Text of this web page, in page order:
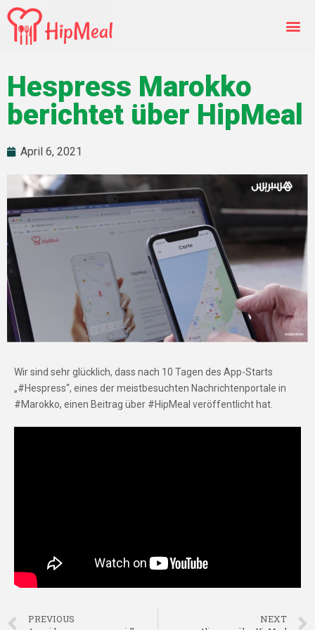
Hespress Marokko
berichtet über HipMeal
April 6, 2021
Wir sind sehr glücklich, dass nach 10 Tagen des App-Starts
„#Hespress“, eines der meistbesuchten Nachrichtenportale in
#Marokko, einen Beitrag über #HipMeal veröffentlicht hat.
PREVIOUS NEXT